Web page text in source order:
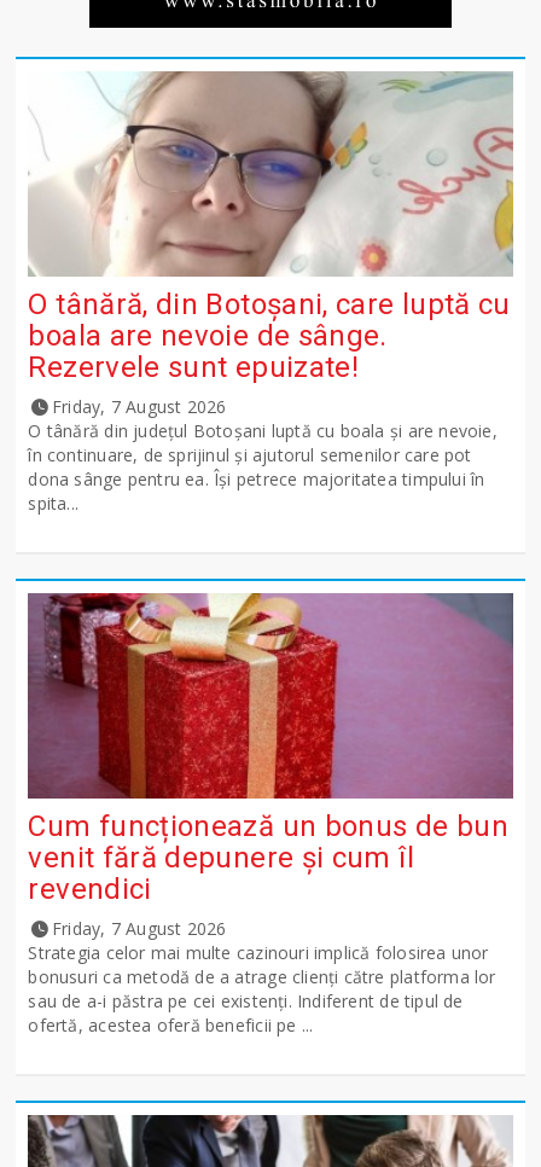
O tânără, din Botoșani, care luptă cu
boala are nevoie de sânge.
Rezervele sunt epuizate!
Friday, 7 August 2026
O tânără din județul Botoșani luptă cu boala și are nevoie,
în continuare, de sprijinul și ajutorul semenilor care pot
dona sânge pentru ea. Își petrece majoritatea timpului în
spita...
Cum funcționează un bonus de bun
venit fără depunere și cum îl
revendici
Friday, 7 August 2026
Strategia celor mai multe cazinouri implică folosirea unor
bonusuri ca metodă de a atrage clienți către platforma lor
sau de a-i păstra pe cei existenți. Indiferent de tipul de
ofertă, acestea oferă beneficii pe ...